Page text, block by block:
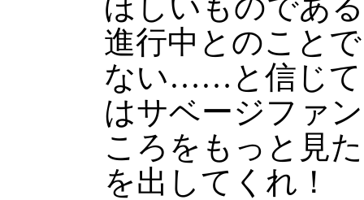
進行中とのこと
ない……と信じて
はサベージファ
ころをもっと見
を出してくれ！